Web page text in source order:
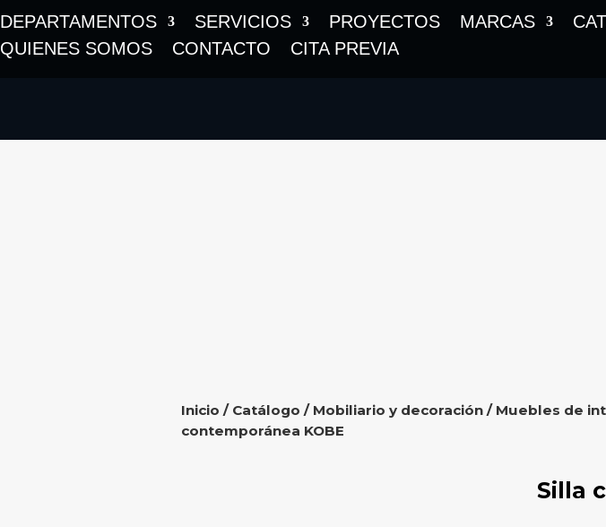
DEPARTAMENTOS SERVICIOS PROYECTOS MARCAS
QUIENES SOMOS
CONTACTO CITA PREVIA
Inicio / Catálogo / Mobiliario y decoración/ Muebles de
contemporánea KOBE
Silla